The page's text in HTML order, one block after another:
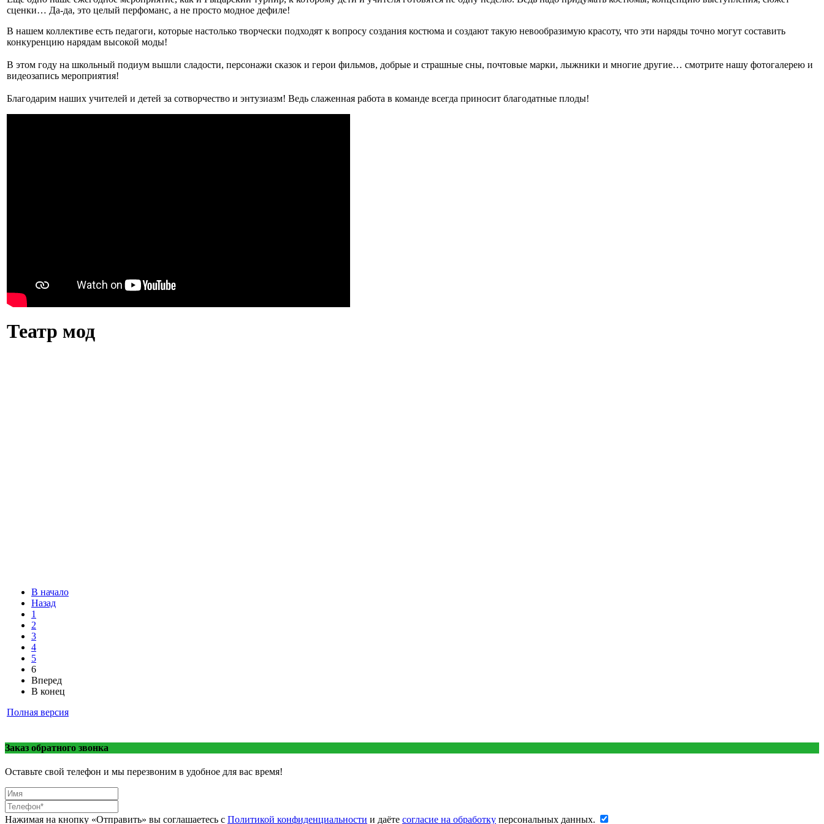
сценки… Да-да, это целый перфоманс, а не просто модное дефиле!
В нашем коллективе есть педагоги, которые настолько творчески подходят к вопросу создания костюма и создают такую невообразимую красоту, что эти наряды точно могут составить
конкуренцию нарядам высокой моды!
В этом году на школьный подиум вышли сладости, персонажи сказок и герои фильмов, добрые и страшные сны, почтовые марки, лыжники и многие другие… смотрите нашу фотогалерею и
видеозапись мероприятия!
Благодарим наших учителей и детей за сотворчество и энтузиазм! Ведь слаженная работа в команде всегда приносит благодатные плоды!
Театр мод
В начало
Назад
1
2
3
4
5
6
Вперед
В конец
Полная версия
Заказ обратного звонка
Оставьте свой телефон и мы перезвоним в удобное для вас время!
Нажимая на кнопку «Отправить» вы соглашаетесь с Политикой конфиденциальности и даёте согласие на обработку персональных данных.